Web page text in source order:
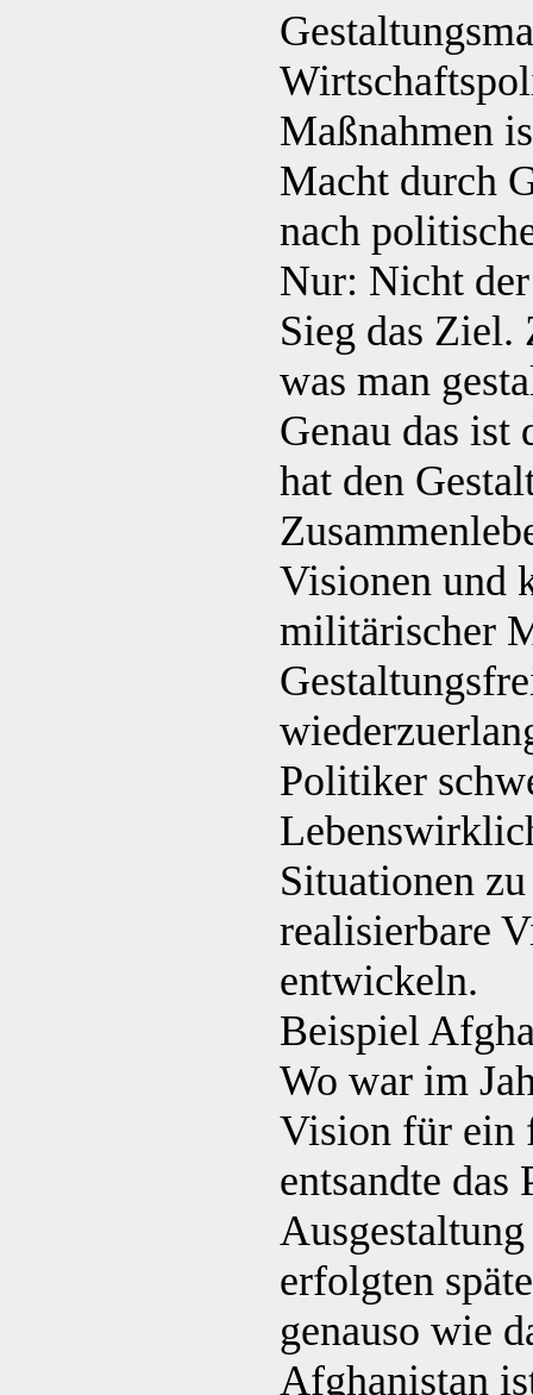
Maßnahmen
Macht durch
nach
Nur: Nicht
Sieg das Ziel.
was man
Genau das ist
hat den
Visionen und
militärischer
Politiker
Situationen
realisierbare
entwickeln.
Beispiel
Wo war im
Vision für ein
entsandte das
Ausgestaltung
erfolgten
genauso wie
Afghanistan